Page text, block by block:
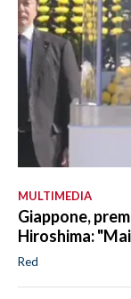
MULTIMEDIA
Giappone,
Hiroshima:
Red